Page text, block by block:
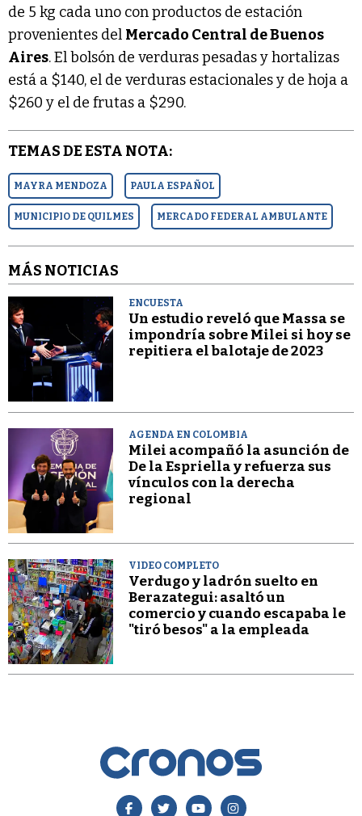
de 5 kg cada uno con productos de estación
provenientes del Mercado Central de Buenos
Aires. El bolsón de verduras pesadas y hortalizas
está a $140, el de verduras estacionales y de hoja a
$260 y el de frutas a $290.
TEMAS DE ESTA NOTA:
MAYRA MENDOZA PAULA ESPAÑOL
MUNICIPIO DE QUILMES MERCADO FEDERAL AMBULANTE
MÁS NOTICIAS
ENCUESTA
Un estudio reveló que Massa se
impondría sobre Milei si hoy se
repitiera el balotaje de 2023
AGENDA EN COLOMBIA
Milei acompañó la asunción de
De la Espriella y refuerza sus
vínculos con la derecha
regional
VIDEO COMPLETO
Verdugo y ladrón suelto en
Berazategui: asaltó un
comercio y cuando escapaba le
"tiró besos" a la empleada